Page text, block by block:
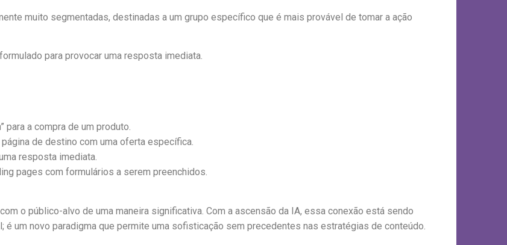
muito segmentadas, destinadas a um grupo específico que é mais provável de tomar a ação
para provocar uma resposta imediata.
para a compra de um produto.
de destino com uma oferta específica.
resposta imediata.
pages com formulários a serem preenchidos.
o público-alvo de uma maneira significativa. Com a ascensão da IA, essa conexão está sendo
é um novo paradigma que permite uma sofisticação sem precedentes nas estratégias de conteúdo.